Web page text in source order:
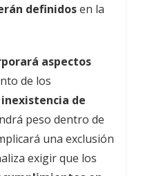
definidosen la
aspectos
de los
inexistencia de
peso dentro de
una exclusión
exigir que los